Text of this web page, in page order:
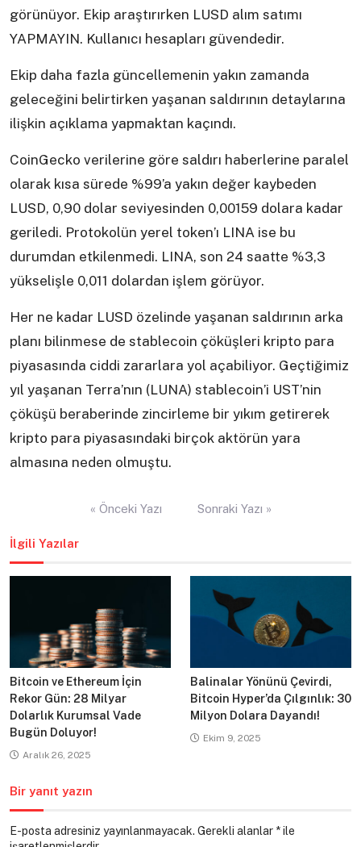
görünüyor. Ekip araştırırken LUSD alım satımı
YAPMAYIN. Kullanıcı hesapları güvendedir.
Ekip daha fazla güncellemenin yakın zamanda
geleceğini belirtirken yaşanan saldırının detaylarına
ilişkin açıklama yapmaktan kaçındı.
CoinGecko verilerine göre saldırı haberlerine paralel
olarak kısa sürede %99’a yakın değer kaybeden
LUSD, 0,90 dolar seviyesinden 0,00159 dolara kadar
geriledi. Protokolün yerel token’ı LINA ise bu
durumdan etkilenmedi. LINA, son 24 saatte %3,3
yükselişle 0,011 dolardan işlem görüyor.
Her ne kadar LUSD özelinde yaşanan saldırının arka
planı bilinmese de stablecoin çöküşleri kripto para
piyasasında ciddi zararlara yol açabiliyor. Geçtiğimiz
yıl yaşanan Terra’nın (LUNA) stablecoin’i UST’nin
çöküşü beraberinde zincirleme bir yıkım getirerek
kripto para piyasasındaki birçok aktörün yara
almasına neden olmuştu.
« Önceki Yazı Sonraki Yazı »
İlgili Yazılar
Bitcoin ve Ethereum İçin
Rekor Gün: 28 Milyar
Dolarlık Kurumsal Vade
Bugün Doluyor!
Aralık 26, 2025
Balinalar Yönünü Çevirdi,
Bitcoin Hyper’da Çılgınlık: 30
Milyon Dolara Dayandı!
Ekim 9, 2025
Bir yanıt yazın
E-posta adresiniz yayınlanmayacak. Gerekli alanlar *ile